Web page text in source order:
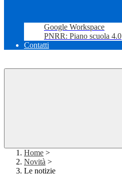
Google Workspace
PNRR: Piano scuola 4.0
Contatti
Home >
Novità >
Le notizie